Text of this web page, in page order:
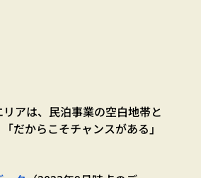
アは、民泊事業の空白地帯と
だからこそチャンスがある」